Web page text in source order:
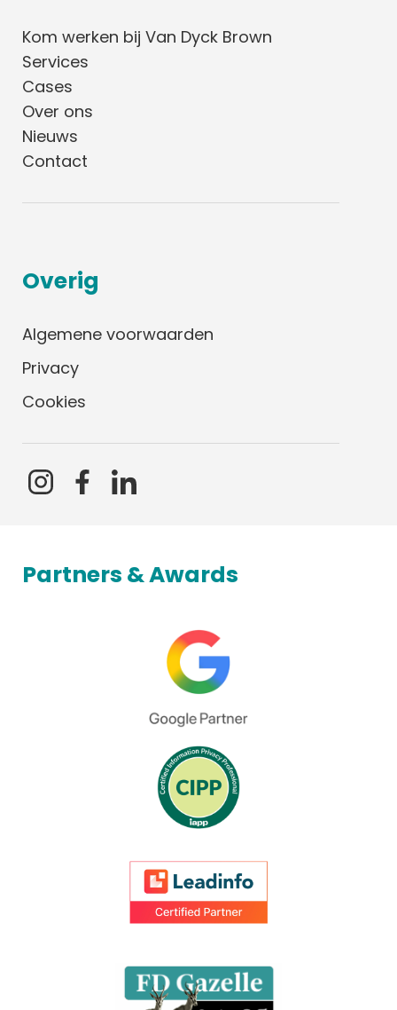
Kom werken bij Van Dyck Brown
Services
Cases
Over ons
Nieuws
Contact
Overig
Algemene voorwaarden
Privacy
Cookies
Partners & Awards